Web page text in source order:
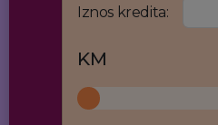
Iznos kredita:
KM